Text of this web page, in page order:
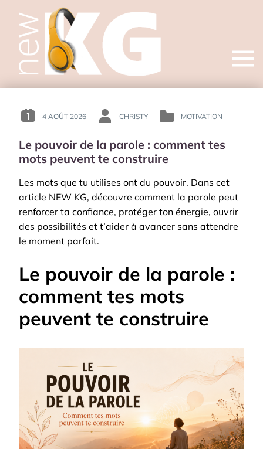
Open
POSTED
:
4 AOÛT 2026
BY
CHRISTY
POSTED
:
MOTIVATION
Le pouvoir de la parole : comment tes
mots peuvent te construire
Les mots que tu utilises ont du pouvoir. Dans cet
article NEW KG, découvre comment la parole peut
renforcer ta confiance, protéger ton énergie, ouvrir
des possibilités et t’aider à avancer sans attendre
le moment parfait.
Le pouvoir de la parole :
comment tes mots
peuvent te construire